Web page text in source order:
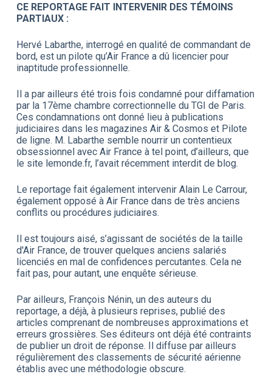
CE REPORTAGE FAIT INTERVENIR DES TÉMOINS
PARTIAUX :
Hervé Labarthe, interrogé en qualité de commandant de
bord, est un pilote qu’Air France a dû licencier pour
inaptitude professionnelle.
Il a par ailleurs été trois fois condamné pour diffamation
par la 17ème chambre correctionnelle du TGI de Paris.
Ces condamnations ont donné lieu à publications
judiciaires dans les magazines Air & Cosmos et Pilote
de ligne. M. Labarthe semble nourrir un contentieux
obsessionnel avec Air France à tel point, d’ailleurs, que
le site lemonde.fr, l’avait récemment interdit de blog.
Le reportage fait également intervenir Alain Le Carrour,
également opposé à Air France dans de très anciens
conflits ou procédures judiciaires.
Il est toujours aisé, s’agissant de sociétés de la taille
d'Air France, de trouver quelques anciens salariés
licenciés en mal de confidences percutantes. Cela ne
fait pas, pour autant, une enquête sérieuse.
Par ailleurs, François Nénin, un des auteurs du
reportage, a déjà, à plusieurs reprises, publié des
articles comprenant de nombreuses approximations et
erreurs grossières. Ses éditeurs ont déjà été contraints
de publier un droit de réponse. Il diffuse par ailleurs
régulièrement des classements de sécurité aérienne
établis avec une méthodologie obscure.